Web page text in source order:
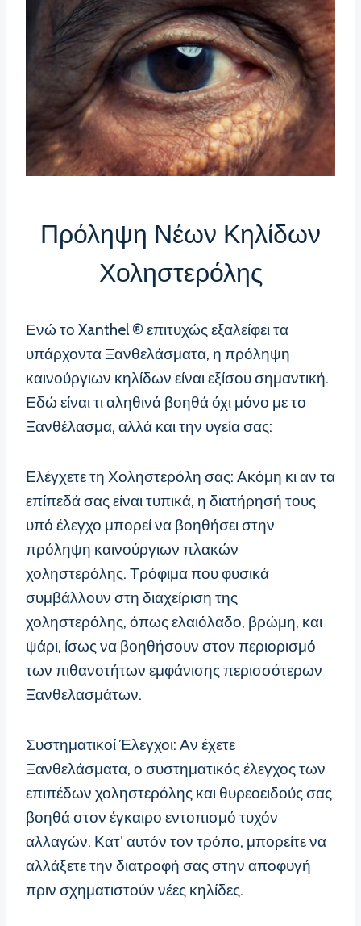
Πρόληψη Νέων Κηλίδων
Χοληστερόλης
Ενώ το Xanthel ® επιτυχώς εξαλείφει τα
υπάρχοντα Ξανθελάσματα, η πρόληψη
καινούργιων κηλίδων είναι εξίσου σημαντική.
Εδώ είναι τι αληθινά βοηθά όχι μόνο με το
Ξανθέλασμα, αλλά και την υγεία σας:
Ελέγχετε τη Χοληστερόλη σας: Ακόμη κι αν τα
επίπεδά σας είναι τυπικά, η διατήρησή τους
υπό έλεγχο μπορεί να βοηθήσει στην
πρόληψη καινούργιων πλακών
χοληστερόλης. Τρόφιμα που φυσικά
συμβάλλουν στη διαχείριση της
χοληστερόλης, όπως ελαιόλαδο, βρώμη, και
ψάρι, ίσως να βοηθήσουν στον περιορισμό
των πιθανοτήτων εμφάνισης περισσότερων
Ξανθελασμάτων.
Συστηματικοί Έλεγχοι: Αν έχετε
Ξανθελάσματα, ο συστηματικός έλεγχος των
επιπέδων χοληστερόλης και θυρεοειδούς σας
βοηθά στον έγκαιρο εντοπισμό τυχόν
αλλαγών. Κατ’ αυτόν τον τρόπο, μπορείτε να
αλλάξετε την διατροφή σας στην αποφυγή
πριν σχηματιστούν νέες κηλίδες.